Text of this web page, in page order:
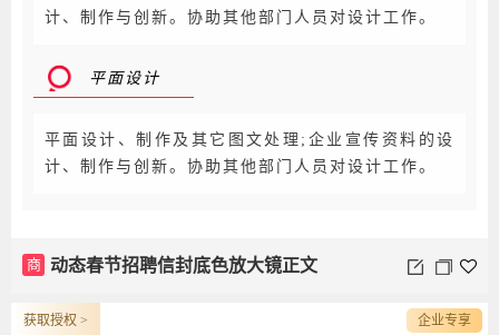
计、制作与创新。协助其他部门人员对设计工作。
平面设计
平面设计、制作及其它图文处理;企业宣传资料的设
计、制作与创新。协助其他部门人员对设计工作。
商 动态春节招聘信封底色放大镜正文
获取授权 > 企业专享